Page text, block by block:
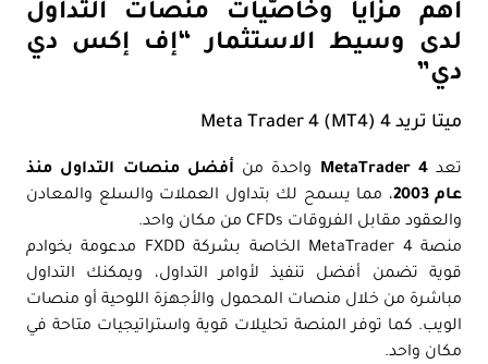
أهم مزايا وخاصّيات منصات التداول
لدى وسيط الاستثمار “إف إكس دي
دي”
ميتا تريد 4 Meta Trader 4 (MT4)
تعدMetaTrader 4 واحدة من أفضل منصات التداول منذ
عام 2003
، مما يسمح لك بتداول العملات والسلع والمعادن
والعقود مقابل الفروقات CFDs من مكان واحد.
منصة MetaTrader 4 الخاصة بشركة FXDD مدعومة بخوادم
قوية تضمن أفضل تنفيذ لأوامر التداول، ويمكنك التداول
مباشرة من خلال منصات المحمول والأجهزة اللوحية أو منصات
الويب. كما توفر المنصة تحليلات قوية واستراتيجيات متاحة في
مكان واحد.